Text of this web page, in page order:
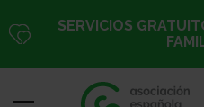
al
SERVICIOS